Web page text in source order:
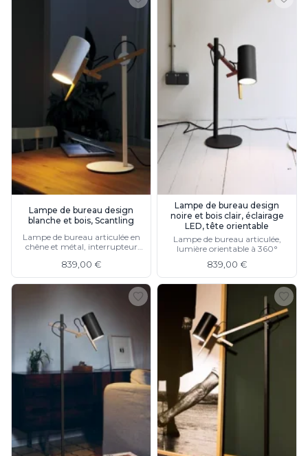
Lampe de bureau design
blanche et bois, Scantling
Lampe de bureau articulée en
chêne et métal, interrupteur
839,00 €
Lampe de bureau design
noire et bois clair, éclairage
LED, tête orientable
Lampe de bureau articulée,
lumière orientable à 360°
839,00 €